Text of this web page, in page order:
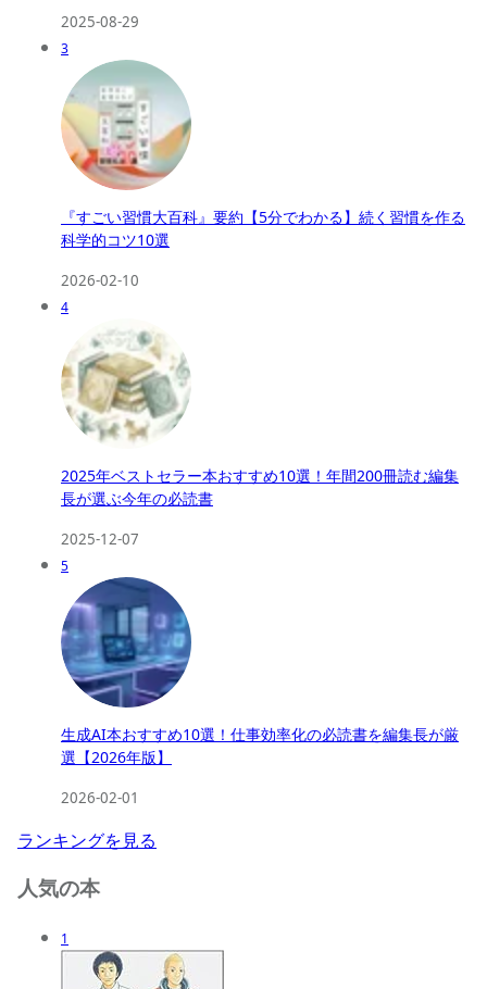
2025-08-29
3
『すごい習慣大百科』要約【5分でわかる】続く習慣を作る
科学的コツ10選
2026-02-10
4
2025年ベストセラー本おすすめ10選！年間200冊読む編集
長が選ぶ今年の必読書
2025-12-07
5
生成AI本おすすめ10選！仕事効率化の必読書を編集長が厳
選【2026年版】
2026-02-01
ランキングを見る
人気の本
1